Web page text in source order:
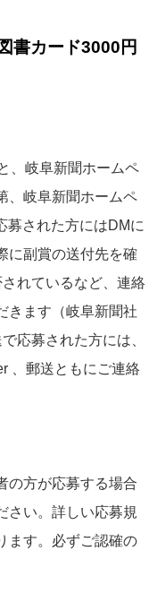
書カード3000円
、岐阜新聞ホームペ
、岐阜新聞ホームペ
募された方にはDMに
に副賞の送付先を確
れているなど、連絡
きます（岐阜新聞社
応募された方には、
、郵送ともにご連絡
の方が応募する場合
さい。詳しい応募規
ます。必ずご認確の